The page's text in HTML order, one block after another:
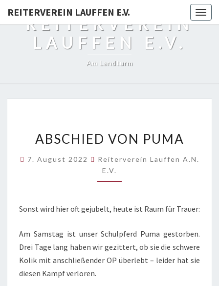
REITERVEREIN LAUFFEN E.V.
REITERVEREIN
LAUFFEN E.V.
Am Landturm
VON
ABSCHIED VON PUMA
7. August 2022
Reiterverein Lauffen A.N.
E.V.
Sonst wird hier oft gejubelt, heute ist Raum für Trauer:
Am Samstag ist unser Schulpferd Puma gestorben.
Drei Tage lang haben wir gezittert, ob sie die schwere
Kolik mit anschließender OP überlebt – leider hat sie
diesen Kampf verloren.